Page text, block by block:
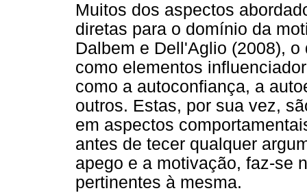
Muitos dos aspectos
diretas para o domínio da
Dalbem e Dell'Aglio (2008),
como elementos
como a autoconfiança, a
outros. Estas, por sua vez,
em aspectos
antes de tecer qualquer
apego e a motivação, faz-se
pertinentes à mesma.